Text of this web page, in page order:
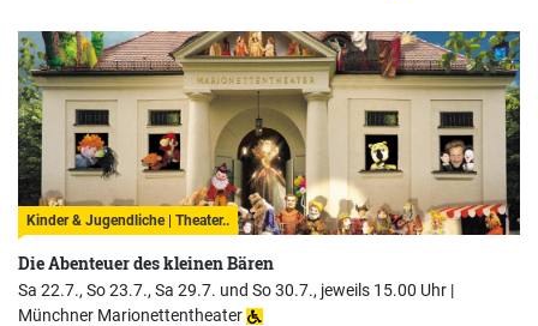
Kinder & Jugendliche | Theater..
Die Abenteuer des kleinen Bären
Sa 22.7., So 23.7., Sa 29.7. und So 30.7., jeweils 15.00 Uhr |
Münchner Marionettentheater